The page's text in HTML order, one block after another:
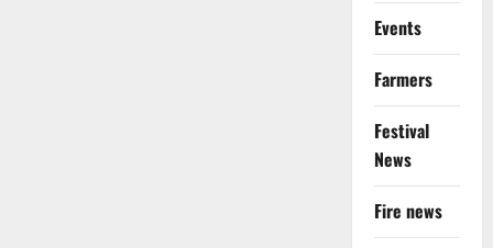
Events
Farmers
Festival
News
Fire news